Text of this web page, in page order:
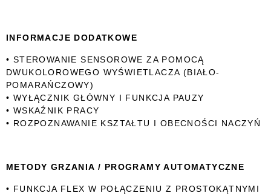
INFORMACJE DODATKOWE
• STEROWANIE SENSOROWE ZA POMOCĄ
DWUKOLOROWEGO WYŚWIETLACZA (BIAŁO-
POMARAŃCZOWY)
• WYŁĄCZNIK GŁÓWNY I FUNKCJA PAUZY
• WSKAŹNIK PRACY
• ROZPOZNAWANIE KSZTAŁTU I OBECNOŚCI NACZYŃ
METODY GRZANIA / PROGRAMY AUTOMATYCZNE
• FUNKCJA FLEX W POŁĄCZENIU Z PROSTOKĄTNYMI